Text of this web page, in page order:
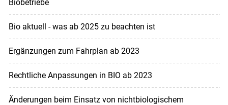
Biobetriebe
Bio aktuell - was ab 2025 zu beachten ist
Ergänzungen zum Fahrplan ab 2023
Rechtliche Anpassungen in BIO ab 2023
Änderungen beim Einsatz von nichtbiologischem